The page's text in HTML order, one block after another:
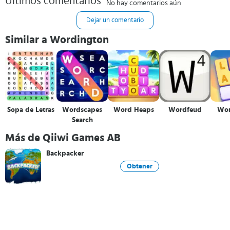
No hay comentarios aún
Dejar un comentario
Similar a Wordington
Sopa de Letras
Wordscapes
Search
Word Heaps Wordfeud
Más de Qiiwi Games AB
Backpacker
Obtener